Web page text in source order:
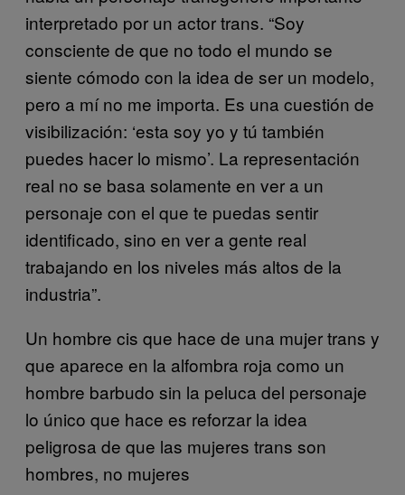
interpretado por un actor trans. “Soy
consciente de que no todo el mundo se
siente cómodo con la idea de ser un modelo,
pero a mí no me importa. Es una cuestión de
visibilización: ‘esta soy yo y tú también
puedes hacer lo mismo’. La representación
real no se basa solamente en ver a un
personaje con el que te puedas sentir
identificado, sino en ver a gente real
trabajando en los niveles más altos de la
industria”.
Un hombre cis que hace de una mujer trans y
que aparece en la alfombra roja como un
hombre barbudo sin la peluca del personaje
lo único que hace es reforzar la idea
peligrosa de que las mujeres trans son
hombres, no mujeres